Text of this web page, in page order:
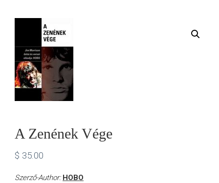
SHOP
KAPCSOLAT
CONTACT
A Zenének Vége
$ 35.00
Szerző-Author: HOBO